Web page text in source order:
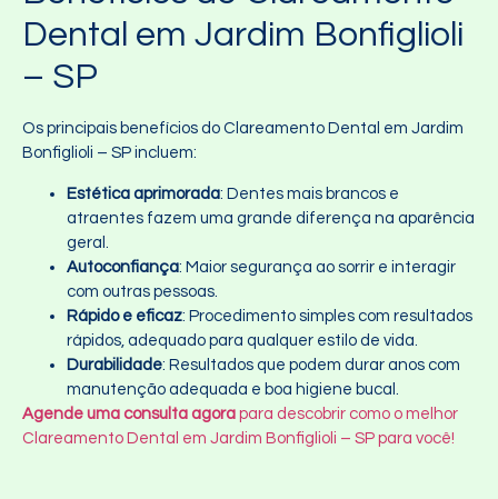
Dental em Jardim Bonfiglioli
– SP
Os principais benefícios do Clareamento Dental em Jardim
Bonfiglioli – SP incluem:
Estética aprimorada: Dentes mais brancos e
atraentes fazem uma grande diferença na aparência
geral.
Autoconfiança: Maior segurança ao sorrir e interagir
com outras pessoas.
Rápido e eficaz: Procedimento simples com resultados
rápidos, adequado para qualquer estilo de vida.
Durabilidade: Resultados que podem durar anos com
manutenção adequada e boa higiene bucal.
Agende uma consulta agora para descobrir como o melhor
Clareamento Dental em Jardim Bonfiglioli – SP para você!